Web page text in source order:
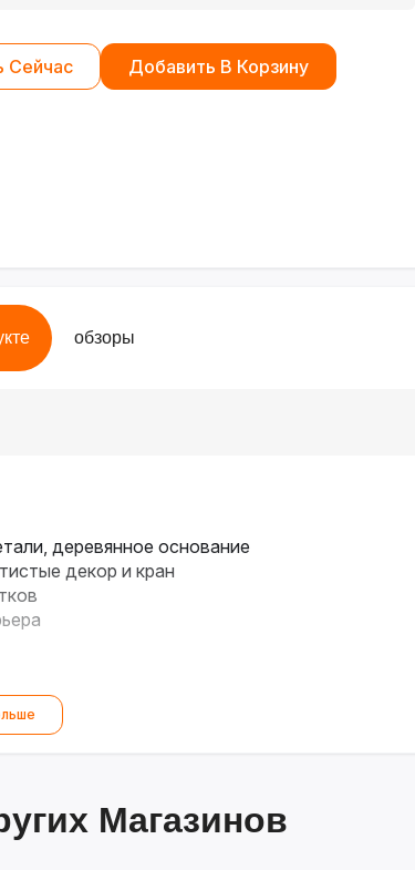
Сейчас Добавить В Корзину
обзоры
деревянное основание
декор и кран
Магазинов